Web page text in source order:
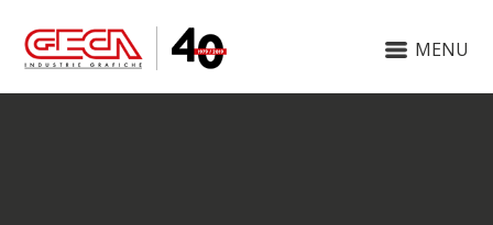
MENU